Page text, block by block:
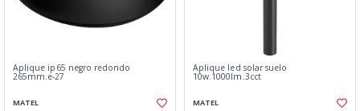
Aplique ip65 negro redondo
265mm.e-27
MATEL
Aplique led solar suelo
10w.1000lm.3cct
MATEL